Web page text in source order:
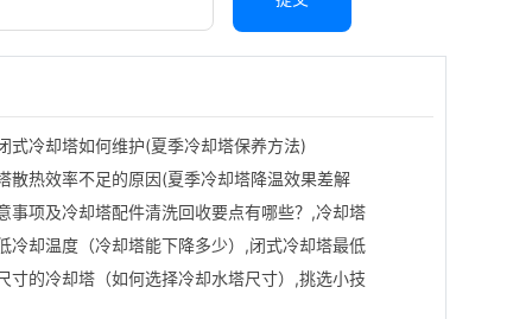
式冷却塔如何维护(夏季冷却塔保养方法)
散热效率不足的原因(夏季冷却塔降温效果差解
事项及冷却塔配件清洗回收要点有哪些？,冷却塔
冷却温度（冷却塔能下降多少）,闭式冷却塔最低
寸的冷却塔（如何选择冷却水塔尺寸）,挑选小技